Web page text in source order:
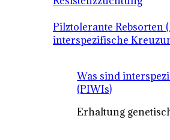
Pilztolerante Rebsorten
interspezifische
Was sind
(PIWIs)
Erhaltung